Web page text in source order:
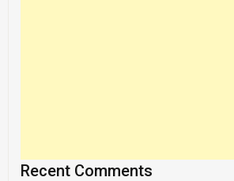
Recent Comments